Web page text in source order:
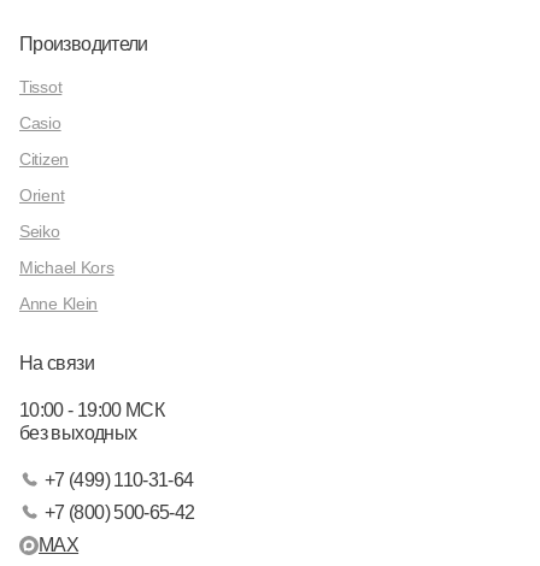
Производители
Tissot
Casio
Citizen
Orient
Seiko
Michael Kors
Anne Klein
На связи
10:00 - 19:00 МСК
без выходных
+7 (499) 110-31-64
+7 (800) 500-65-42
MAX